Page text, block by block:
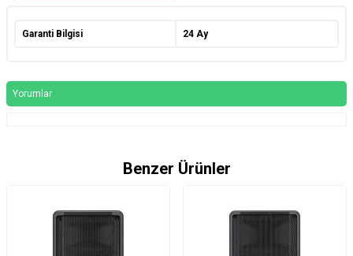
Garanti Bilgisi 24 Ay
Yorumlar
Benzer Ürünler